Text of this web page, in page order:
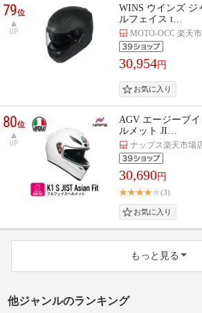
79位
UP
WINS ウインズ ジ
ルフェイス t…
MOTO-OCC 楽天
30,954円
80位
UP
AGV エージーブ
ルメット JI…
ナップス楽天市場
30,690円
(3)
もっと見る
他ジャンルのランキング